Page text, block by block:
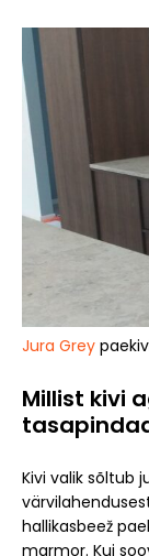
Jura Grey
Millist kivi
Kivi valik sõltub
hallikasbeež
marmor. Kui